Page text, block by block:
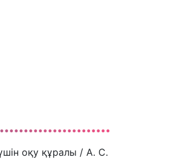
оқу құралы / А. С.